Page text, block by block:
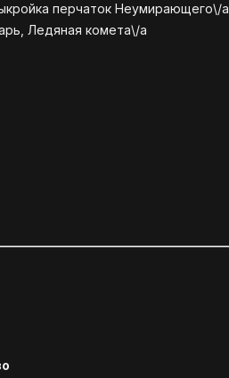
перчаток Неумирающего\/a
Ледяная комета\/a